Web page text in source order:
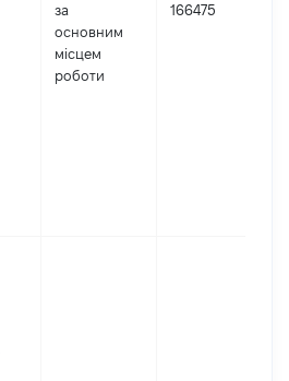
за
основним
місцем
роботи
166475